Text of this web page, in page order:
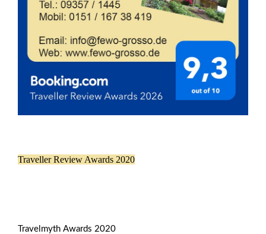
Traveller Review Awards 2020
Travelmyth Awards 2020